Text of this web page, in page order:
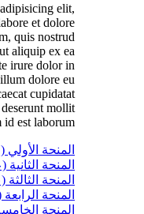
elit,
et dolore
quis nostrud
aliquip ex ea
irure dolor in
dolore eu
cupidatat
mollit
id est laborum.
المنحة
المنحة
المنحة
المنحة
المنحة